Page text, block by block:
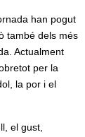
han pogut
també dels més
Actualment
per la
la por i el
el gust,